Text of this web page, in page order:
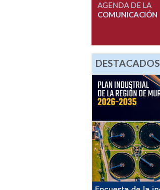
AGENDA DE LA
COMUNICACIÓN
DESTACADOS